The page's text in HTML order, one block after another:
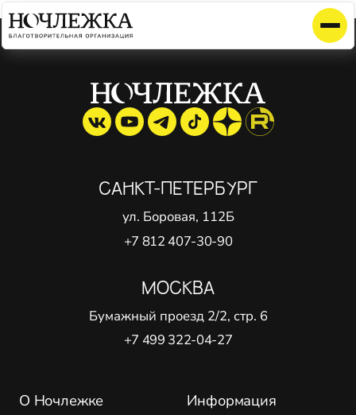
Элемент не найден!
О Ночлежке Информация
САНКТ-ПЕТЕРБУРГ
ул. Боровая, 112Б
+7 812 407-30-90
МОСКВА
Бумажный проезд 2/2, стр. 6
+7 499 322-04-27